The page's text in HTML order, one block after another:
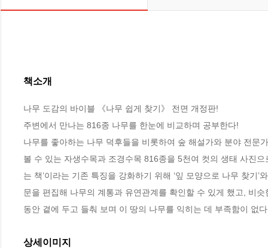
책소개
나무 도감의 바이블 《나무 쉽게 찾기》 전면 개정판!
주변에서 만나는 816종 나무를 한눈에 비교하며 공부한다!
나무를 좋아하는 나무 덕후들을 비롯하여 숲 해설가와 분야 전문
볼 수 있는 자생수목과 조경수목 816종을 5천여 컷의 생태 사진
는 책’이라는 기존 특징을 강화하기 위해 ‘잎 모양으로 나무 찾기
문을 편집해 나무의 계통과 유연관계를 확인할 수 있게 했고, 비
동안 곁에 두고 들춰 보며 이 땅의 나무를 익히는 데 부족함이 없
상세이미지